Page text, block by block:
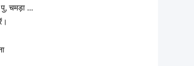
चमड़ा ...